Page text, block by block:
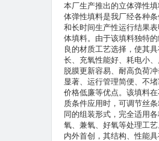
本厂生产推出的立体弹性
体弹性填料是我厂经各种
和长时间生产性运行结果
体填料。由于该填料独特
良的材质工艺选择，使其
长、充氧性能好、耗电小、
脱膜更新容易、耐高负荷
显著、运行管理简便、不
价格低廉等优点。该填料
质条件应用时，可调节丝
同的组装形式，完全适用
氧、兼氧、好氧等处理工
内外首创，其结构、性能